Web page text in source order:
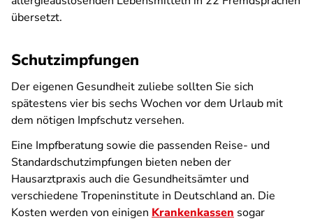
übersetzt.
Schutzimpfungen
Der eigenen Gesundheit zuliebe sollten Sie sich
spätestens vier bis sechs Wochen vor dem Urlaub mit
dem nötigen Impfschutz versehen.
Eine Impfberatung sowie die passenden Reise- und
Standardschutzimpfungen bieten neben der
Hausarztpraxis auch die Gesundheitsämter und
verschiedene Tropeninstitute in Deutschland an. Die
Kosten werden von einigen Krankenkassen sogar